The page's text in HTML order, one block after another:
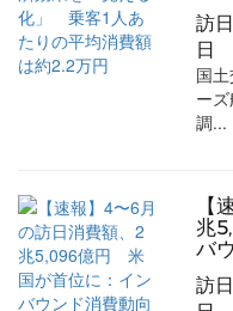
訪
日
国
ー
調...
【
兆
バ
訪